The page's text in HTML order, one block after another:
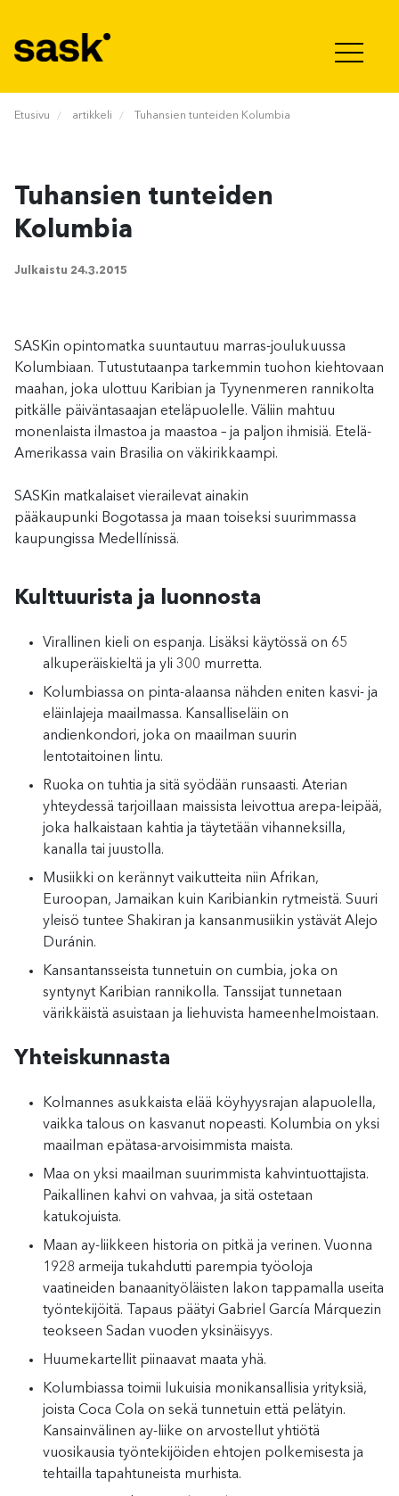
Etusivu artikkeli Tuhansien tunteiden Kolumbia
Tuhansien tunteiden
Kolumbia
Julkaistu 24.3.2015
SASKin opintomatka suuntautuu marras-joulukuussa
Kolumbiaan. Tutustutaanpa tarkemmin tuohon kiehtovaan
maahan, joka ulottuu Karibian ja Tyynenmeren rannikolta
pitkälle päiväntasaajan eteläpuolelle. Väliin mahtuu
monenlaista ilmastoa ja maastoa – ja paljon ihmisiä. Etelä-
Amerikassa vain Brasilia on väkirikkaampi.
SASKin matkalaiset vierailevat ainakin
pääkaupunki Bogotassa ja maan toiseksi suurimmassa
kaupungissa Medellínissä.
Kulttuurista ja luonnosta
Virallinen kieli on espanja. Lisäksi käytössä on 65
alkuperäiskieltä ja yli 300 murretta.
Kolumbiassa on pinta-alaansa nähden eniten kasvi- ja
eläinlajeja maailmassa. Kansalliseläin on
andienkondori, joka on maailman suurin
lentotaitoinen lintu.
Ruoka on tuhtia ja sitä syödään runsaasti. Aterian
yhteydessä tarjoillaan maissista leivottua arepa-leipää,
joka halkaistaan kahtia ja täytetään vihanneksilla,
kanalla tai juustolla.
Musiikki on kerännyt vaikutteita niin Afrikan,
Euroopan, Jamaikan kuin Karibiankin rytmeistä. Suuri
yleisö tuntee Shakiran ja kansanmusiikin ystävät Alejo
Duránin.
Kansantansseista tunnetuin on cumbia, joka on
syntynyt Karibian rannikolla. Tanssijat tunnetaan
värikkäistä asuistaan ja liehuvista hameenhelmoistaan.
Yhteiskunnasta
Kolmannes asukkaista elää köyhyysrajan alapuolella,
vaikka talous on kasvanut nopeasti. Kolumbia on yksi
maailman epätasa-arvoisimmista maista.
Maa on yksi maailman suurimmista kahvintuottajista.
Paikallinen kahvi on vahvaa, ja sitä ostetaan
katukojuista.
Maan ay-liikkeen historia on pitkä ja verinen. Vuonna
1928 armeija tukahdutti parempia työoloja
vaatineiden banaanityöläisten lakon tappamalla useita
työntekijöitä. Tapaus päätyi Gabriel García Márquezin
teokseen Sadan vuoden yksinäisyys.
Huumekartellit piinaavat maata yhä.
Kolumbiassa toimii lukuisia monikansallisia yrityksiä,
joista Coca Cola on sekä tunnetuin että pelätyin.
Kansainvälinen ay-liike on arvostellut yhtiötä
vuosikausia työntekijöiden ehtojen polkemisesta ja
tehtailla tapahtuneista murhista.